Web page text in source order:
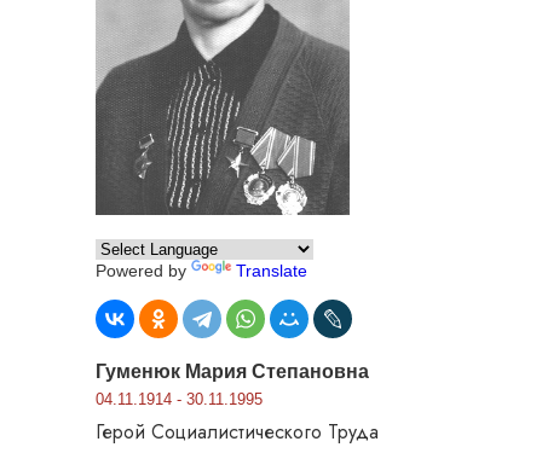
Powered by Translate
Гуменюк Мария Степановна
04.11.1914 - 30.11.1995
Герой Социалистического Труда